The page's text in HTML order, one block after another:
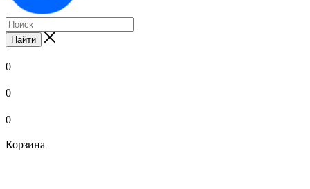
Найти
0
0
0
Корзина